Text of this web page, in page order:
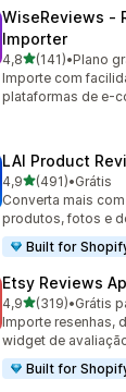
WiseReviews ‑
Importer
4,8de 5 estrelas
(141)
141 avaliações ao
•Plano
Importe com
plataformas de e-
LAI Product
4,9de 5 estrelas
(491)
491 avaliações ao
•Grátis
Converta mais
produtos, fotos e
Built for
Etsy Reviews
4,9de 5 estrelas
(319)
319 avaliações ao
•Grátis
Importe resenhas,
widget de
Built for